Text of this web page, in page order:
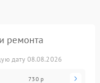
ремонта
дату 08.08.2026
730 р